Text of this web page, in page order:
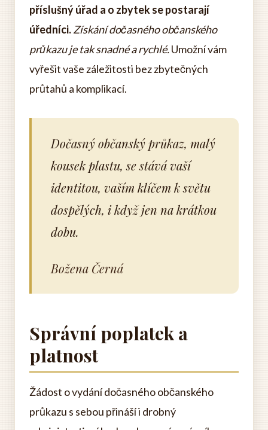
příslušný úřad a o zbytek se postarají
úředníci.Získání dočasného občanského
průkazu je tak snadné a rychlé.Umožní vám
vyřešit vaše záležitosti bez zbytečných
průtahů a komplikací.
Dočasný občanský průkaz, malý
kousek plastu, se stává vaší
identitou, vaším klíčem k světu
dospělých, i když jen na krátkou
dobu.
Božena Černá
Správní poplatek a
platnost
Žádost o vydání dočasného občanského
průkazu s sebou přináší i drobný